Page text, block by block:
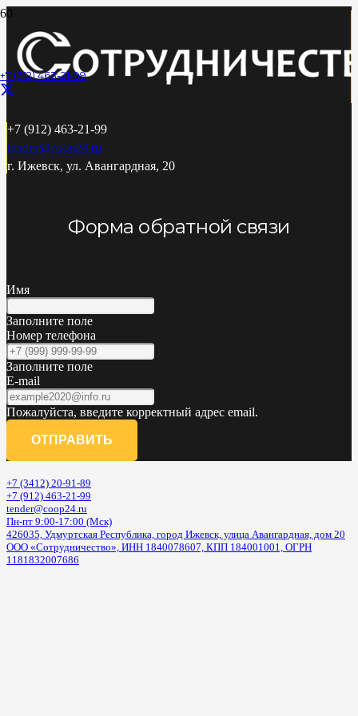
+7 (912) 463-21-99
+7 (912) 463-21-99
tender@coop24.ru
г. Ижевск, ул. Авангардная, 20
Форма обратной связи
Имя
Заполните поле
Номер телефона
Заполните поле
E-mail
Пожалуйста, введите корректный адрес email.
ОТПРАВИТЬ
+7 (3412) 20-91-89
+7 (912) 463-21-99
tender@coop24.ru
Пн-пт 9:00-17:00 (Мск)
426035, Удмуртская Республика, город Ижевск, улица Авангардная, дом 20
ООО «Сотрудничество», ИНН 1840078607, КПП 184001001, ОГРН
1181832007686